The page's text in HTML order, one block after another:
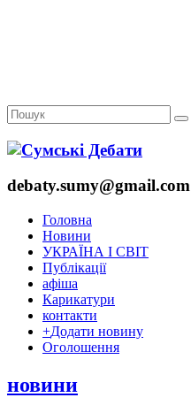
debaty.sumy@gmail.com
Головна
Новини
УКРАЇНА І СВІТ
Публікації
афіша
Карикатури
контакти
+Додати новину
Оголошення
новини